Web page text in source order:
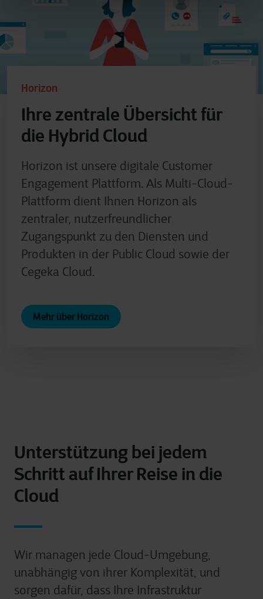
Horizon
Ihre zentrale Übersicht für
die Hybrid Cloud
Horizon ist unsere digitale Customer
Engagement Plattform. Als Multi-Cloud-
Plattform dient Ihnen Horizon als
zentraler, nutzerfreundlicher
Zugangspunkt zu den Diensten und
Produkten in der Public Cloud sowie der
Cegeka Cloud.
Mehr über Horizon
Unterstützung bei jedem
Schritt auf Ihrer Reise in die
Cloud
Wir managen jede Cloud-Umgebung,
unabhängig von ihrer Komplexität, und
sorgen dafür, dass Ihre Infrastruktur